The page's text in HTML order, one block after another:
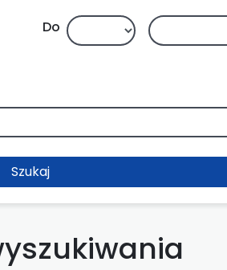
Do
Szukaj